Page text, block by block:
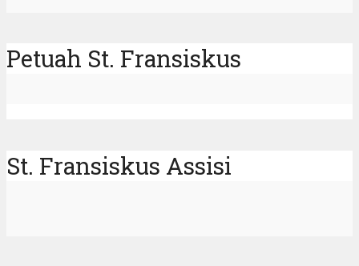
Petuah St. Fransiskus
St. Fransiskus Assisi